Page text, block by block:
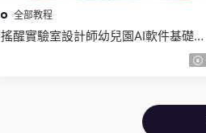
全部教程
搖醒實驗室設計師幼兒園AI軟件基礎課